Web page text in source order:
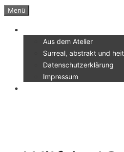
Zum
springen
Menü
Aus dem Atelier
Surreal, abstrakt und
Datenschutzerklärung
Impressum